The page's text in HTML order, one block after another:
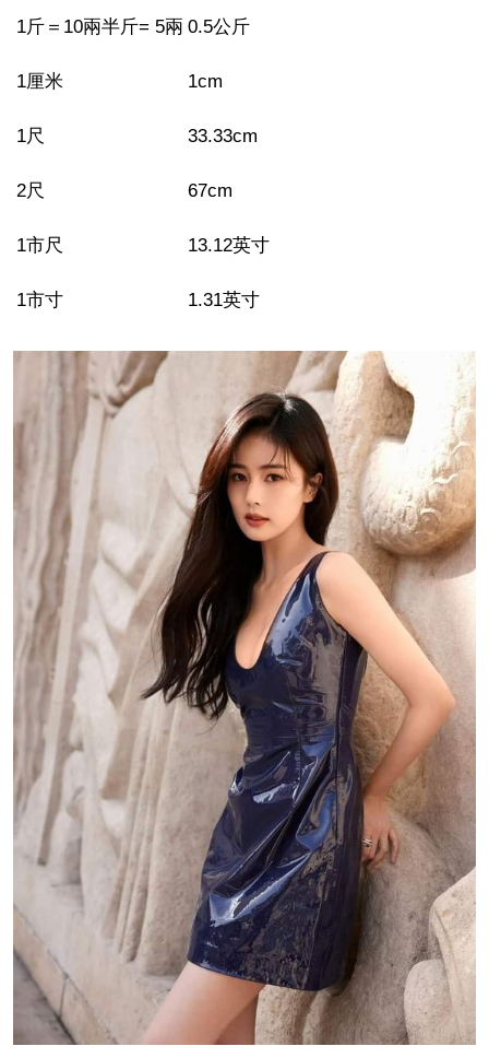
1斤＝ 10兩半斤= 5兩 0.5公斤
1厘米 1cm
1尺 33.33cm
2尺 67cm
1市尺 13.12英寸
1市寸 1.31英寸